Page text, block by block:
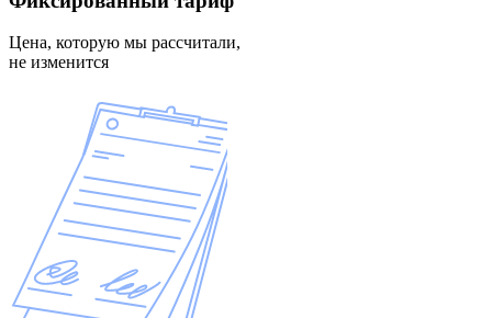
Цена, которую мы рассчитали,
не изменится